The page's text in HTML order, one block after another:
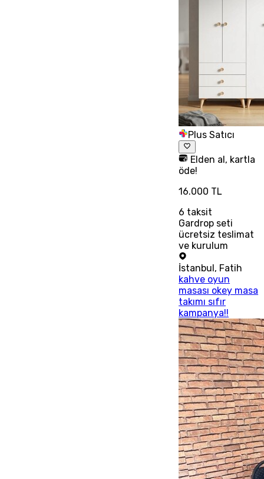
Plus Satıcı
Elden al, kartla
öde!
16.000 TL
6 taksit
Gardrop seti
ücretsiz teslimat
ve kurulum
İstanbul, Fatih
kahve oyun
masası okey masa
takımı sıfır
kampanya!!